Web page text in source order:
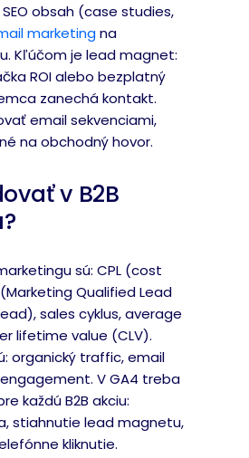
obsah (case studies,
marketingna
Kľúčom je lead magnet:
ROI alebo bezplatný
zanechá kontakt.
email sekvenciami,
na obchodný hovor.
v B2B
sú: CPL (cost
Qualified Lead
sales cyklus, average
lifetime value (CLV).
organický traffic, email
V GA4 treba
každú B2B akciu:
stiahnutie lead magnetu,
kliknutie.